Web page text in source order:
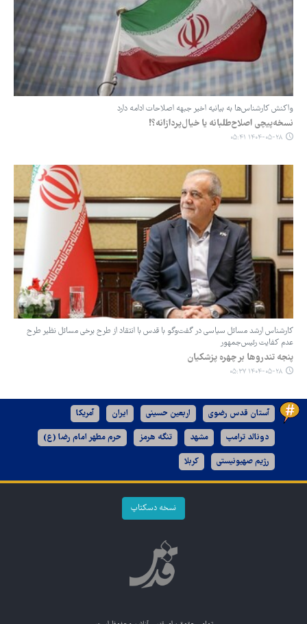
واکنش کارشناس‌ها به بیانیه اخیر جبهه اصلاحات ادامه دارد
نسخه‌پیچی اصلاح‌طلبانه یا خیال‌پردازانه؟!
۱۴۰۴-۰۵-۲۸ ۰۵:۴۱
کارشناس ارشد مسائل سیاسی در گفت‌وگو با قدس با انتقاد از طرح برخی مسائل نظیر طرح
عدم کفایت رئیس‌جمهور
پنجه تندروها بر چهره پزشکیان
۱۴۰۴-۰۵-۲۸ ۰۵:۳۷
آستان قدس رضوی اربعین حسینی ایران آمریکا
دونالد ترامپ مشهد تنگه هرمز حرم مطهر امام رضا (ع)
رژیم صهیونیستی کربلا
نسخه دسکتاپ